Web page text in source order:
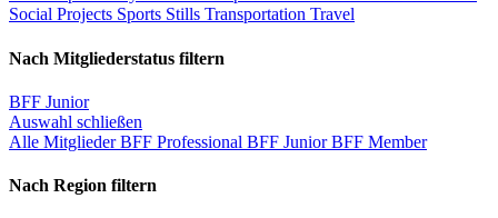
Social Projects Sports Stills Transportation Travel
Nach Mitgliederstatus filtern
BFF Junior
Auswahl schließen
Alle MitgliederBFF Professional BFF JuniorBFF Member
Nach Region filtern